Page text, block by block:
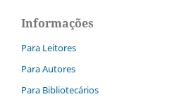
Informações
Para Leitores
Para Autores
Para Bibliotecários